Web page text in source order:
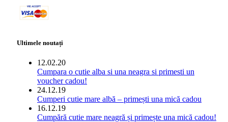
Ultimele noutați
12.02.20
Cumpara o cutie alba si una neagra si primesti un
voucher cadou!
24.12.19
Cumperi cutie mare albă – primești una mică cadou
16.12.19
Cumpără cutie mare neagră și primește una mică cadou!